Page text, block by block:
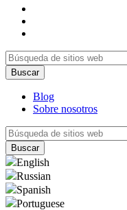
Blog
Sobre nosotros
English
Russian
Spanish
Portuguese